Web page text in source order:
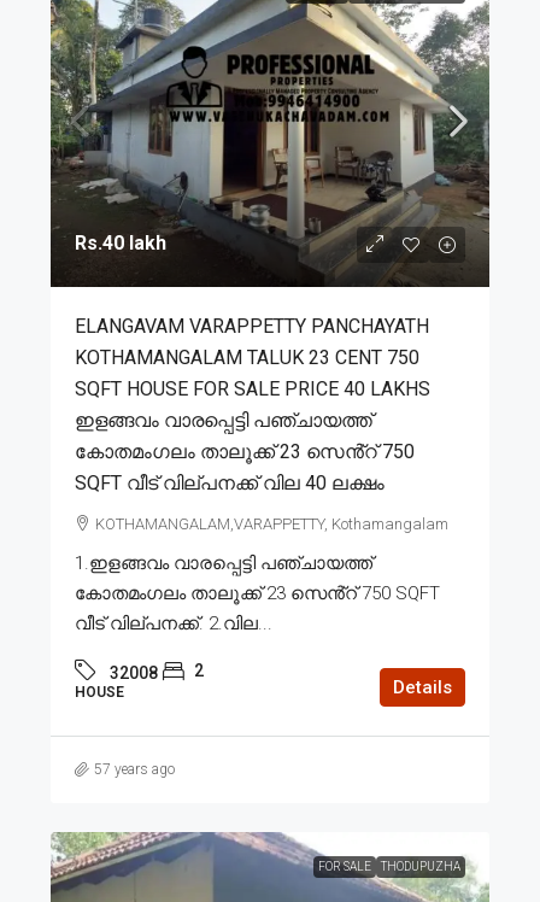
Rs.40 lakh
ELANGAVAM VARAPPETTY PANCHAYATH
KOTHAMANGALAM TALUK 23 CENT 750
SQFT HOUSE FOR SALE PRICE 40 LAKHS
ഇളങ്ങവം വാരപ്പെട്ടി പഞ്ചായത്ത്
കോതമംഗലം താലൂക്ക് 23 സെൻ്റ് 750
SQFT വീട് വില്പനക്ക് വില 40 ലക്ഷം
KOTHAMANGALAM,VARAPPETTY, Kothamangalam
1.ഇളങ്ങവം വാരപ്പെട്ടി പഞ്ചായത്ത്
കോതമംഗലം താലൂക്ക് 23 സെൻ്റ് 750 SQFT
വീട് വില്പനക്ക്. 2.വില...
32008 2
HOUSE Details
57 years ago
FOR SALE THODUPUZHA